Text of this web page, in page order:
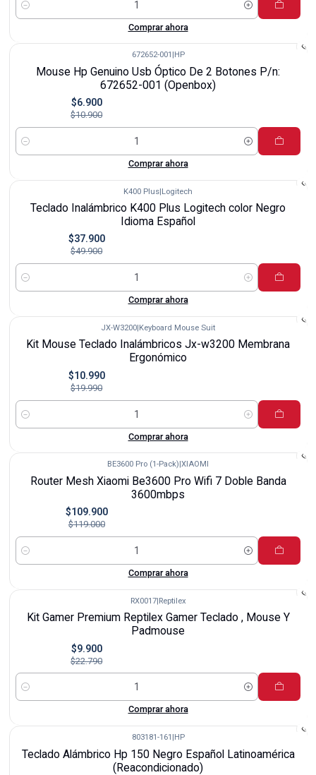
Cantidad
Comprar ahora
672652-001 HP
Mouse Hp Genuino Usb Óptico De 2 Botones P/n:
672652-001 (Openbox)
$6.900
$10.900
Cantidad
Comprar ahora
K400 Plus|Logitech
Teclado Inalámbrico K400 Plus Logitech color Negro
Idioma Español
$37.900
$49.900
Cantidad
Comprar ahora
JX-W3200|Keyboard Mouse Suit
Kit Mouse Teclado Inalámbricos Jx-w3200 Membrana
Ergonómico
$10.990
$19.990
Cantidad
Comprar ahora
BE3600 Pro (1-Pack) XIAOMI
Router Mesh Xiaomi Be3600 Pro Wifi 7 Doble Banda
3600mbps
$109.900
$119.000
Cantidad
Comprar ahora
RX0017|Reptilex
Kit Gamer Premium Reptilex Gamer Teclado , Mouse Y
Padmouse
$9.900
$22.790
Cantidad
Comprar ahora
803181-161 HP
Teclado Alámbrico Hp 150 Negro Español Latinoamérica
(Reacondicionado)